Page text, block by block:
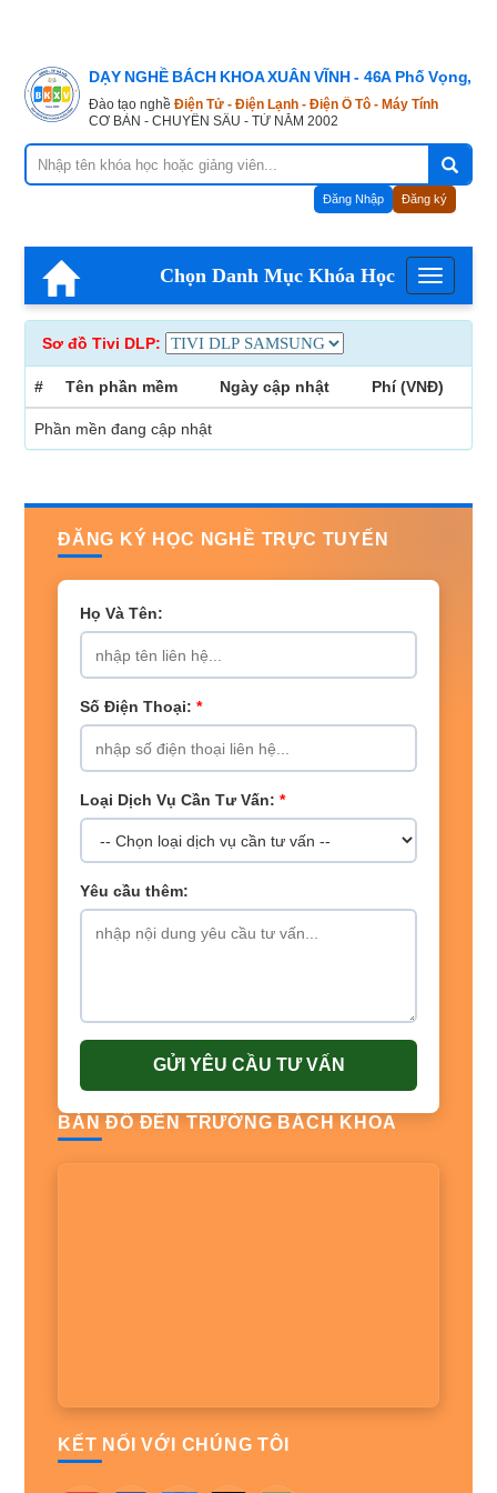
DẠY NGHỀ BÁCH KHOA XUÂN VĨNH - 46A Phố Vọng,
Đào tạo nghề Điện Tử - Điện Lạnh - Điện Ô Tô - Máy Tính
CƠ BẢN - CHUYÊN SÂU - TỪ NĂM 2002
Đăng Nhập Đăng ký
Menu
Chọn Danh Mục Khóa Học
Sơ đồ Tivi DLP:
# Tên phần mềm Ngày cập nhật Phí (VNĐ)
Phần mền đang cập nhật
ĐĂNG KÝ HỌC NGHỀ TRỰC TUYẾN
Họ Và Tên:
Số Điện Thoại: *
Loại Dịch Vụ Cần Tư Vấn: *
Yêu cầu thêm:
GỬI YÊU CẦU TƯ VẤN
BẢN ĐỒ ĐẾN TRƯỜNG BÁCH KHOA
KẾT NỐI VỚI CHÚNG TÔI